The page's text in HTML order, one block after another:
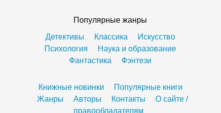
Популярные жанры
Детективы
Классика
Искусство
Психология
Наука и образование
Фантастика
Фэнтези
Книжные новинки
Популярные книги
Жанры
Авторы Контакты
О сайте /
правообладателям